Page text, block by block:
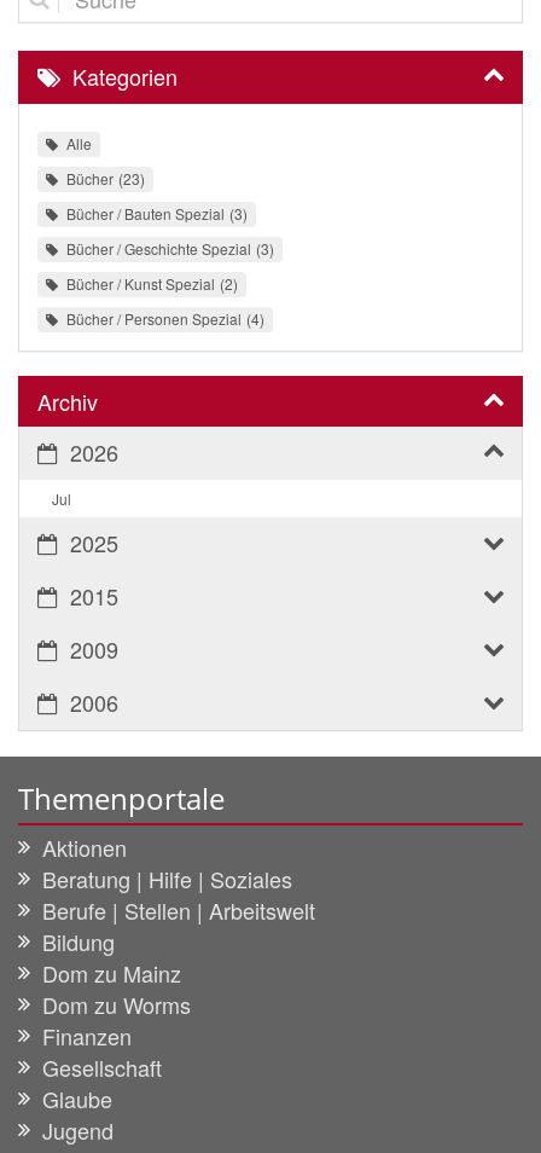
Kategorien
Alle
Bücher 23
Bücher / Bauten Spezial 3
Bücher / Geschichte Spezial 3
Bücher / Kunst Spezial 2
Bücher / Personen Spezial 4
Archiv
2026
Jul
2025
2015
2009
2006
Themenportale
Aktionen
Beratung | Hilfe | Soziales
Berufe | Stellen | Arbeitswelt
Bildung
Dom zu Mainz
Dom zu Worms
Finanzen
Gesellschaft
Glaube
Jugend